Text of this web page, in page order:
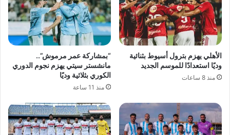
الأهلي يهزم بترول أسيوط بثنائية
وديًا استعدادًا للموسم الجديد
منذ 8 ساعات
“بمشاركة عمر مرموش”..
مانشستر سيتي يهزم نجوم الدوري
الكوري بثلاثية وديًا
منذ 11 ساعة